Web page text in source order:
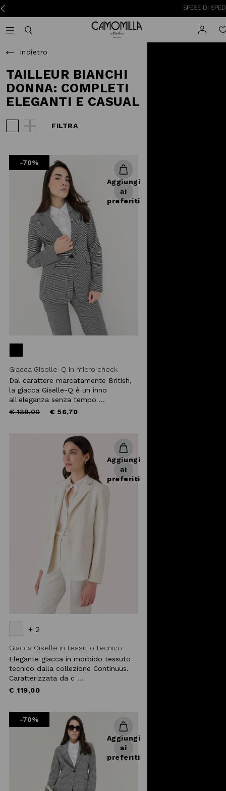
SPESE DI
Camomilla Italia®
Indietro
TAILLEUR BIANCHI
DONNA: COMPLETI
ELEGANTI E CASUAL
FILTRA
-70%
Aggiungi
ai
preferiti
Giacca Giselle-Q in micro check
Dal carattere marcatamente British,
la giacca Giselle-Q è un inno
all'eleganza senza tempo ...
Price
€ 189,00to € 56,70
Aggiungi
ai
preferiti
+ 2
Giacca Giselle in tessuto tecnico
Elegante giacca in morbido tessuto
tecnico dalla collezione Continuus.
Caratterizzata da c ...
€ 119,00
-70%
Aggiungi
ai
preferiti